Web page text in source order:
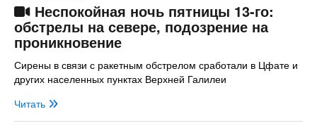
Неспокойная ночь пятницы 13-го:
обстрелы на севере, подозрение на
проникновение
Сирены в связи с ракетным обстрелом сработали в Цфате и
других населенных пунктах Верхней Галилеи
Читать